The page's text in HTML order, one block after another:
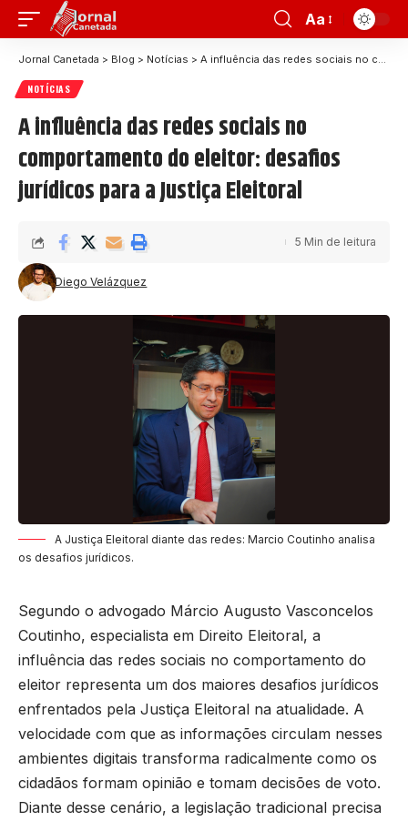
Aa
Jornal Canetada > Blog > Notícias > A influência das redes sociais no comportamento do eleitor: desafios jurídicos para a Justiça Eleitoral
NOTÍCIAS
A influência das redes sociais no
comportamento do eleitor: desafios
jurídicos para a Justiça Eleitoral
Diego Velázquez
5 Min de leitura
A Justiça Eleitoral diante das redes: Marcio Coutinho analisa
os desafios jurídicos.
Segundo o advogado Márcio Augusto Vasconcelos
Coutinho, especialista em Direito Eleitoral, a
influência das redes sociais no comportamento do
eleitor representa um dos maiores desafios jurídicos
enfrentados pela Justiça Eleitoral na atualidade. A
velocidade com que as informações circulam nesses
ambientes digitais transforma radicalmente como os
cidadãos formam opinião e tomam decisões de voto.
Diante desse cenário, a legislação tradicional precisa